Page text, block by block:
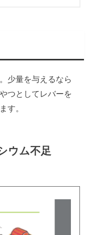
少量を与えるなら
つとしてレバーを
す。
ウム不足